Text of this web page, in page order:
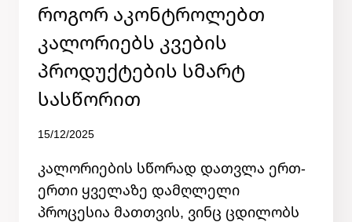
ᲙᲐᲢᲔᲒᲝᲠᲘᲘᲡ
ᲒᲐᲠᲔᲨᲔ
Როგორ Აკონტროლებთ
Კალორიებს Კვების
Პროდუქტების Სმარტ
Სასწორით
By
15/12/2025
კალორიების სწორად დათვლა ერთ-
ერთი ყველაზე დამღლელი
პროცესია მათთვის, ვინც ცდილობს